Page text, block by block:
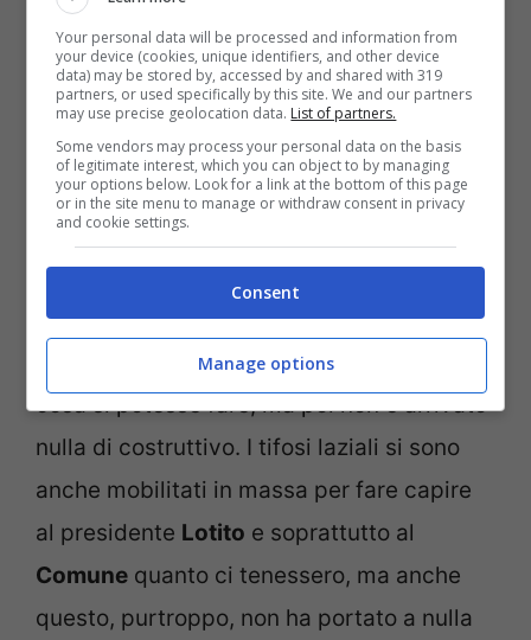
ma alla fine, vedendo come si è evoluta la
situazione, quelle di Lotitosono sembrate
parole di propaganda. E’ vero che il
presidente ha portato avanti degli studi
specialistici per capire le condizioni del
cemento armato, ad esempio, ma ha anche
studiato le piante e fatto visitare da
ingegneri, architetti e geometri l’impianto.
Insomma, ci ha speso dei soldi per capire
cosa si potesse fare, ma poi non è arrivato
nulla di costruttivo. I tifosi laziali si sono
anche mobilitati in massa per fare capire
al presidente Lotito e soprattutto al
Comune quanto ci tenessero, ma anche
questo, purtroppo, non ha portato a nulla
Your personal data will be processed and information from
your device (cookies, unique identifiers, and other device
data) may be stored by, accessed by and shared with 319
partners, or used specifically by this site. We and our partners
may use precise geolocation data. List of partners.
Some vendors may process your personal data on the basis
of legitimate interest, which you can object to by managing
your options below. Look for a link at the bottom of this page
or in the site menu to manage or withdraw consent in privacy
and cookie settings.
Consent
Manage options